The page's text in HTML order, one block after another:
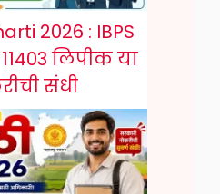
2026 : IBPS
लिपीक या
संधी